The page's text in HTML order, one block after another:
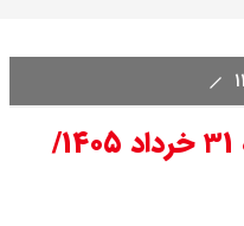
قیمت یورو امروز یکشنبه ۳۱ خرداد ۱۴۰۵/